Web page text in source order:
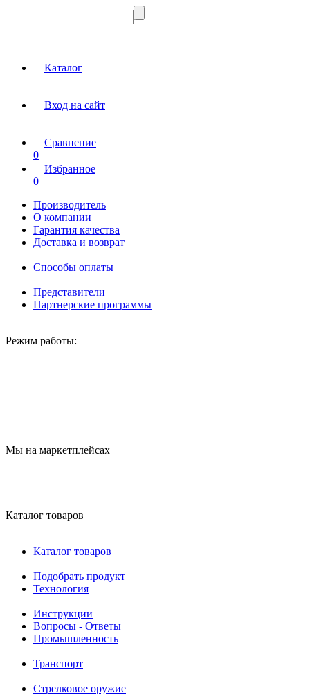
Каталог
Вход на сайт
Сравнение
0
Избранное
0
Производитель
О компании
Гарантия качества
Доставка и возврат
Способы оплаты
Представители
Партнерские программы
Режим работы:
Мы на маркетплейсах
Каталог товаров
Каталог товаров
Подобрать продукт
Технология
Инструкции
Вопросы - Ответы
Промышленность
Транспорт
Стрелковое оружие